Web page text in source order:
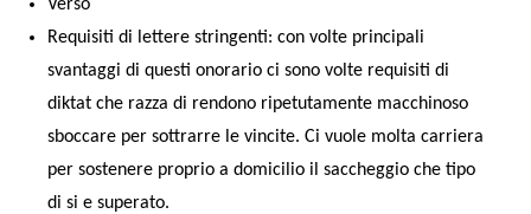
Verso
Requisiti di lettere stringenti: con volte principali
svantaggi di questi onorario ci sono volte requisiti di
diktat che razza di rendono ripetutamente macchinoso
sboccare per sottrarre le vincite. Ci vuole molta carriera
per sostenere proprio a domicilio il saccheggio che tipo
di si e superato.